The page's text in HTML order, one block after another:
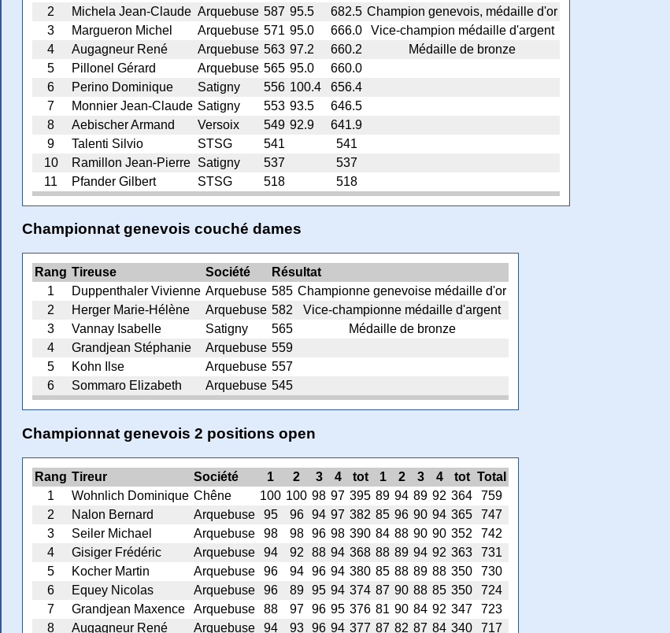
2
Michela Jean-Claude Arquebuse 587 95.5 682.5 Champion genevois, médaille d'or
3
Margueron Michel Arquebuse 571 95.0 666.0
Vice-champion médaille d'argent
4
Augagneur René Arquebuse 563 97.2 660.2
Médaille de bronze
5
Pillonel Gérard Arquebuse 565 95.0
660.0
6
Perino Dominique Satigny 556 100.4
656.4
7
Monnier Jean-Claude Satigny 553 93.5
646.5
8
Aebischer Armand Versoix 549 92.9
641.9
9
Talenti Silvio STSG 541
541
10
Ramillon Jean-Pierre Satigny 537
537
11
Pfander Gilbert STSG 518 518
Championnat genevois couché dames
Rang Tireuse Société
Résultat
1
Duppenthaler Vivienne Arquebuse 585 Championne genevoise médaille d'or
2
Herger Marie-Hélène Arquebuse 582
Vice-championne médaille d'argent
3
Vannay Isabelle Satigny 565
Médaille de bronze
4
Grandjean Stéphanie Arquebuse 559
5
Kohn Ilse Arquebuse 557
6
Sommaro Elizabeth Arquebuse 545
Championnat genevois 2 positions open
Rang Tireur Société 1 2 3 4 tot 1 2 3 4 tot Total
1
Wohnlich Dominique Chêne 100 100 98 97 395 89 94 89 92 364
759
2
Nalon Bernard Arquebuse 95 96 94 97 382 85 96 90 94 365
747
3
Seiler Michael Arquebuse 98 98 96 98 390 84 88 90 90 352
742
4
Gisiger Frédéric Arquebuse 94 92 88 94 368 88 89 94 92 363
731
5
Kocher Martin Arquebuse 96 94 96 94 380 85 88 89 88 350
730
6
Equey Nicolas Arquebuse 96 89 95 94 374 87 90 88 85 350
724
7
Grandjean Maxence Arquebuse 88 97 96 95 376 81 90 84 92 347
723
8
Augagneur René Arquebuse 94 93 96 94 377 87 82 87 84 340 717